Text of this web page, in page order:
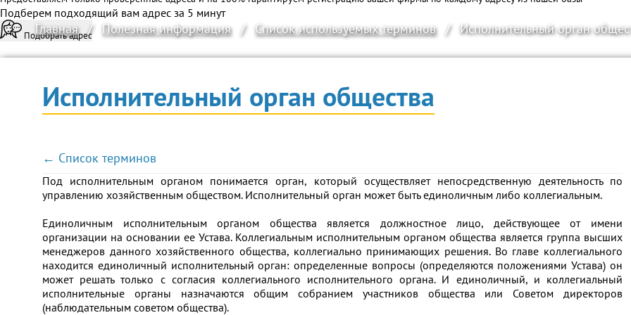
Подберем подходящий вам адрес за 5 минут
Подобрать адрес
Главная / Полезная информация / Список используемых терминов / Исполнительный орган
Исполнительный орган общества
← Список терминов
Под исполнительным органом понимается орган, который осуществляет непосредственную деятельность по
управлению хозяйственным обществом. Исполнительный орган может быть единоличным либо коллегиальным.
Единоличным исполнительным органом общества является должностное лицо, действующее от имени
организации на основании ее Устава. Коллегиальным исполнительным органом общества является группа высших
менеджеров данного хозяйственного общества, коллегиально принимающих решения. Во главе коллегиального
находится единоличный исполнительный орган: определенные вопросы (определяются положениями Устава) он
может решать только с согласия коллегиального исполнительного органа. И единоличный, и коллегиальный
исполнительные органы назначаются общим собранием участников общества или Советом директоров
(наблюдательным советом общества).